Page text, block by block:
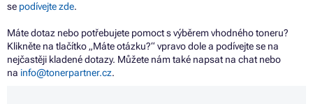
se podívejte zde.
Máte dotaz nebo potřebujete pomoct s výběrem vhodného toneru?
Klikněte na tlačítko „Máte otázku?“ vpravo dole a podívejte se na
nejčastěji kladené dotazy. Můžete nám také napsat na chat nebo
na info@tonerpartner.cz.